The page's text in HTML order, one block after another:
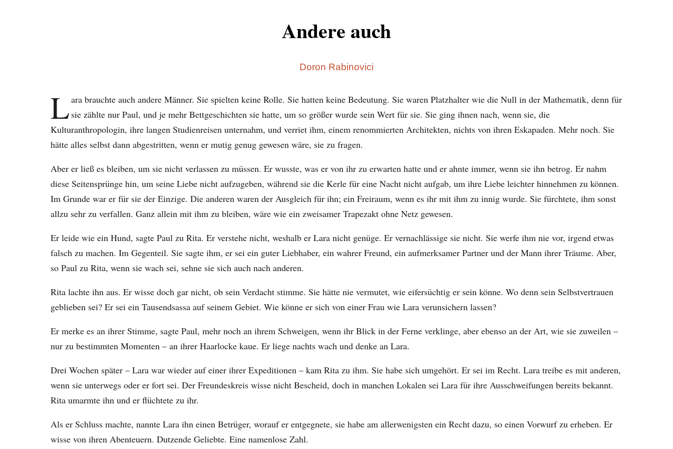
Andere auch
Doron Rabinovici
Lara brauchte auch andere Männer. Sie spielten keine Rolle. Sie hatten keine Bedeutung. Sie waren Platzhalter wie die Null in der Mathematik, denn für
sie zählte nur Paul, und je mehr Bettgeschichten sie hatte, um so größer wurde sein Wert für sie. Sie ging ihnen nach, wenn sie, die
Kulturanthropologin, ihre langen Studienreisen unternahm, und verriet ihm, einem renommierten Architekten, nichts von ihren Eskapaden. Mehr noch. Sie
hätte alles selbst dann abgestritten, wenn er mutig genug gewesen wäre, sie zu fragen.
Aber er ließ es bleiben, um sie nicht verlassen zu müssen. Er wusste, was er von ihr zu erwarten hatte und er ahnte immer, wenn sie ihn betrog. Er nahm
diese Seitensprünge hin, um seine Liebe nicht aufzugeben, während sie die Kerle für eine Nacht nicht aufgab, um ihre Liebe leichter hinnehmen zu können.
Im Grunde war er für sie der Einzige. Die anderen waren der Ausgleich für ihn; ein Freiraum, wenn es ihr mit ihm zu innig wurde. Sie fürchtete, ihm sonst
allzu sehr zu verfallen. Ganz allein mit ihm zu bleiben, wäre wie ein zweisamer Trapezakt ohne Netz gewesen.
Er leide wie ein Hund, sagte Paul zu Rita. Er verstehe nicht, weshalb er Lara nicht genüge. Er vernachlässige sie nicht. Sie werfe ihm nie vor, irgend etwas
falsch zu machen. Im Gegenteil. Sie sagte ihm, er sei ein guter Liebhaber, ein wahrer Freund, ein aufmerksamer Partner und der Mann ihrer Träume. Aber,
so Paul zu Rita, wenn sie wach sei, sehne sie sich auch nach anderen.
Rita lachte ihn aus. Er wisse doch gar nicht, ob sein Verdacht stimme. Sie hätte nie vermutet, wie eifersüchtig er sein könne. Wo denn sein Selbstvertrauen
geblieben sei? Er sei ein Tausendsassa auf seinem Gebiet. Wie könne er sich von einer Frau wie Lara verunsichern lassen?
Er merke es an ihrer Stimme, sagte Paul, mehr noch an ihrem Schweigen, wenn ihr Blick in der Ferne verklinge, aber ebenso an der Art, wie sie zuweilen –
nur zu bestimmten Momenten – an ihrer Haarlocke kaue. Er liege nachts wach und denke an Lara.
Drei Wochen später – Lara war wieder auf einer ihrer Expeditionen – kam Rita zu ihm. Sie habe sich umgehört. Er sei im Recht. Lara treibe es mit anderen,
wenn sie unterwegs oder er fort sei. Der Freundeskreis wisse nicht Bescheid, doch in manchen Lokalen sei Lara für ihre Ausschweifungen bereits bekannt.
Rita umarmte ihn und er flüchtete zu ihr.
Als er Schluss machte, nannte Lara ihn einen Betrüger, worauf er entgegnete, sie habe am allerwenigsten ein Recht dazu, so einen Vorwurf zu erheben. Er
wisse von ihren Abenteuern. Dutzende Geliebte. Eine namenlose Zahl.